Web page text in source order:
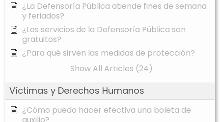
¿La Defensoría Pública atiende fines de semana
y feriados?
¿Los servicios de la Defensoría Pública son
gratuitos?
¿Para qué sirven las medidas de protección?
Show All Articles (24)
Víctimas y Derechos Humanos
¿Cómo puedo hacer efectiva una boleta de